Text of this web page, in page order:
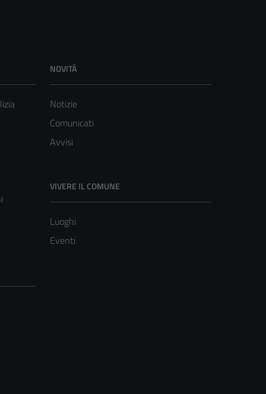
NOVITÀ
Notizie
Comunicati
Avvisi
VIVERE IL COMUNE
Luoghi
Eventi